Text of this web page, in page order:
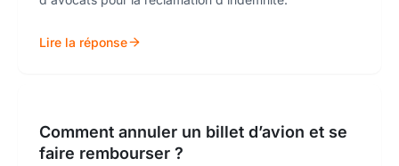
Lire la réponse
Comment annuler un billet d’avion et se
faire rembourser ?